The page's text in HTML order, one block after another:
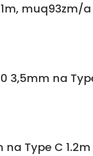
muq93zm/a
3,5mm na
Type C 1.2m